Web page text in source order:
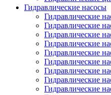
Гидравлические насосы
Гидравлические
Гидравлические
Гидравлические
Гидравлические
Гидравлические
Гидравлические
Гидравлические
Гидравлические
Гидравлические